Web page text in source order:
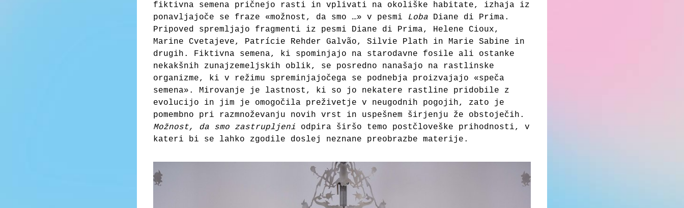
fiktivna semena pričnejo rasti in vplivati na okoliške habitate, izhaja iz
ponavljajoče se fraze «možnost, da smo …» v pesmi
LobaDiane di Prima.
Pripoved spremljajo fragmenti iz pesmi Diane di Prima, Helene Cioux,
Marine Cvetajeve, Patrície Rehder Galvão, Silvie Plath in Marie Sabine in
drugih. Fiktivna semena, ki spominjajo na starodavne fosile ali ostanke
nekakšnih zunajzemeljskih oblik, se posredno nanašajo na rastlinske
organizme, ki v režimu spreminjajočega se podnebja proizvajajo «speča
semena». Mirovanje je lastnost, ki so jo nekatere rastline pridobile z
evolucijo in jim je omogočila preživetje v neugodnih pogojih, zato je
pomembno pri razmnoževanju novih vrst in uspešnem širjenju že obstoječih.
Možnost, da smo zastrupljeni odpira širšo temo postčloveške prihodnosti, v
kateri bi se lahko zgodile doslej neznane preobrazbe materije.